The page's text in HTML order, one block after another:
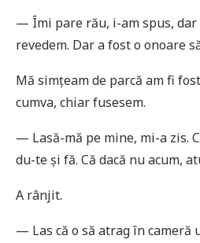
— Îmi pare rău, i-am spus, dar
revedem. Dar a fost o onoare
Mă simțeam de parcă am fi
cumva, chiar fusesem.
— Lasă-mă pe mine, mi-a zis.
du-te și fă. Că dacă nu acum,
A rânjit.
— Las că o să atrag în